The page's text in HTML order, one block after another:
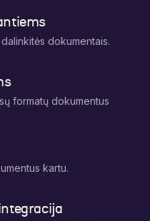
dokumentais.
formatų dokumentus
kartu.